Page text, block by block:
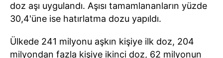
doz aşı uygulandı. Aşısı tamamlananların yüzde
30,4'üne ise hatırlatma dozu yapıldı.
Ülkede 241 milyonu aşkın kişiye ilk doz, 204
milyondan fazla kişiye ikinci doz, 62 milyonun